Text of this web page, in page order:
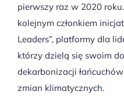
pierwszy raz w 2020
kolejnym członkiem
Leaders”, platformy dla
którzy dzielą się swoim
dekarbonizacji
zmian klimatycznych.